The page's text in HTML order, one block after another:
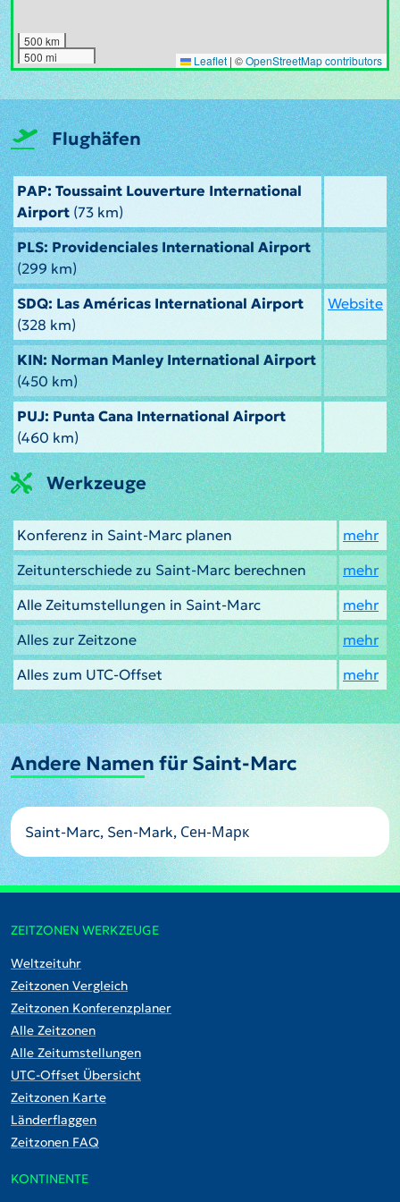
500 km
500 mi
Leaflet | ©OpenStreetMap contributors
Flughäfen
PAP: Toussaint Louverture International
Airport (73 km)
PLS: Providenciales International Airport
(299 km)
SDQ: Las Américas International Airport
(328 km)
Website
KIN: Norman Manley International Airport
(450 km)
PUJ: Punta Cana International Airport
(460 km)
Werkzeuge
Konferenz in Saint-Marc planen
mehr
Zeitunterschiede zu Saint-Marc berechnen
mehr
Alle Zeitumstellungen in Saint-Marc
mehr
Alles zur Zeitzone
mehr
Alles zum UTC-Offset
mehr
Andere Namen für Saint-Marc
Saint-Marc, Sen-Mark, Сен-Марк
ZEITZONEN WERKZEUGE
Weltzeituhr
Zeitzonen Vergleich
Zeitzonen Konferenzplaner
Alle Zeitzonen
Alle Zeitumstellungen
UTC-Offset Übersicht
Zeitzonen Karte
Länderflaggen
Zeitzonen FAQ
KONTINENTE